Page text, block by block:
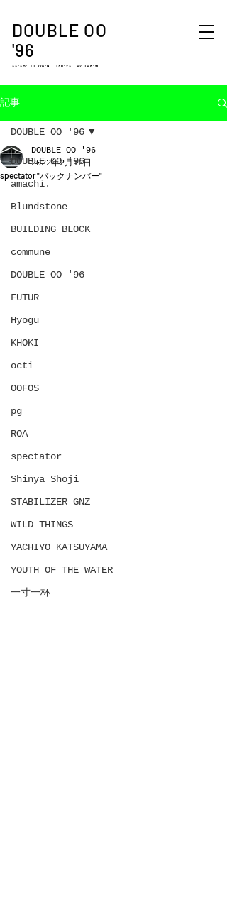
DOUBLE OO
'96
33°35′ 10.774″N 130°23′ 42.048″W
記事
DOUBLE OO '96
amachi.
Blundstone
BUILDING BLOCK
commune
DOUBLE OO '96
FUTUR
Hyōgu
KHOKI
octi
OOFOS
pg
ROA
spectator
Shinya Shoji
STABILIZER GNZ
WILD THINGS
YACHIYO KATSUYAMA
YOUTH OF THE WATER
一寸一杯
DOUBLE OO '96
spectator "バックナンバー"
DOUBLE OO '96
2022年2月12日